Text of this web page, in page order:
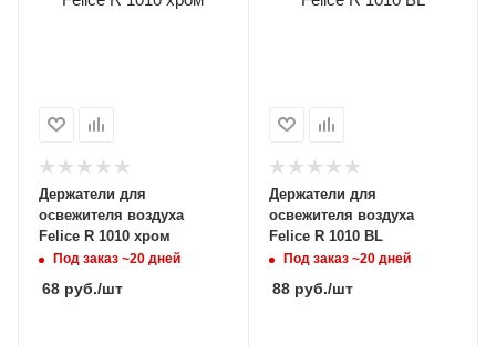
Держатели для
освежителя воздуха
Felice R 1010 хром
Под заказ ~20 дней
68 руб./шт
Держатели для
освежителя воздуха
Felice R 1010 BL
Под заказ ~20 дней
88руб./шт